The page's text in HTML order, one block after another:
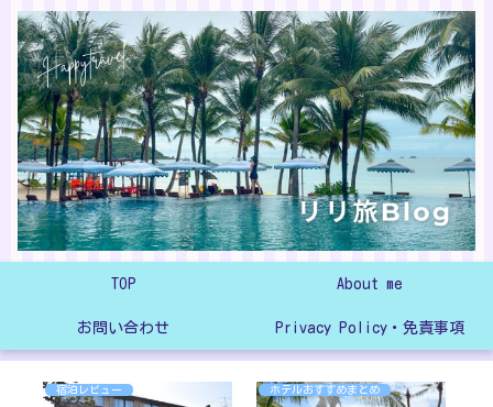
TOP About me
お問い合わせ Privacy Policy・免責事項
宿泊レビュー ホテルおすすめまとめ